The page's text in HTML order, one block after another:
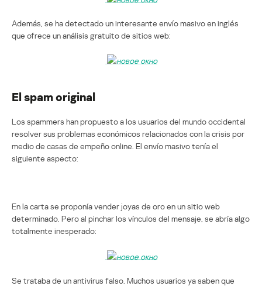
Además, se ha detectado un interesante envío masivo en inglés
que ofrece un análisis gratuito de sitios web:
El spam original
Los spammers han propuesto a los usuarios del mundo occidental
resolver sus problemas económicos relacionados con la crisis por
medio de casas de empeño online. El envío masivo tenía el
siguiente aspecto:
En la carta se proponía vender joyas de oro en un sitio web
determinado. Pero al pinchar los vínculos del mensaje, se abría algo
totalmente inesperado:
Se trataba de un antivirus falso. Muchos usuarios ya saben que